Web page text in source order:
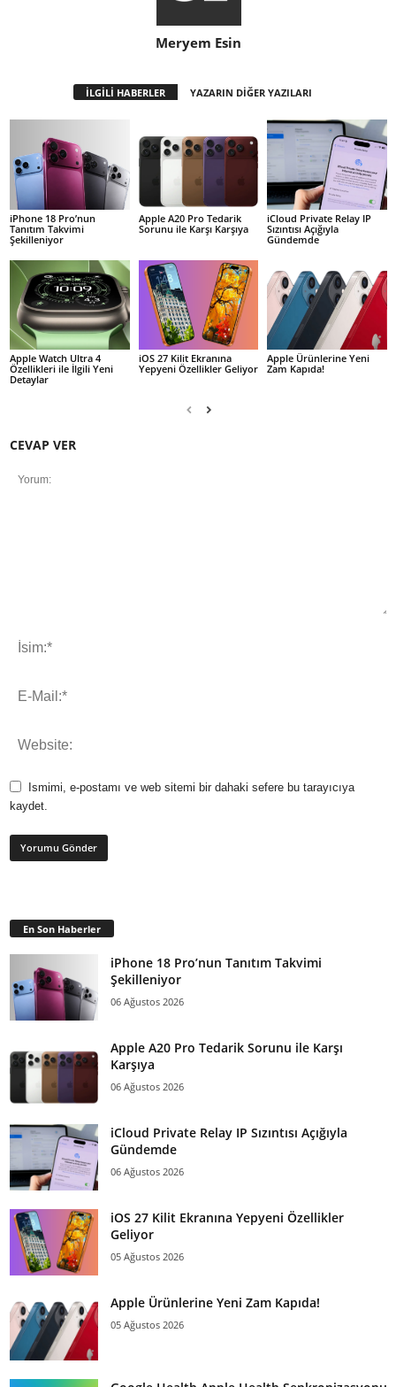
Meryem Esin
İLGİLİ HABERLER YAZARIN DİĞER YAZILARI
iPhone 18 Pro’nun
Tanıtım Takvimi
Şekilleniyor
Apple A20 Pro Tedarik
Sorunu ile Karşı Karşıya
iCloud Private Relay IP
Sızıntısı Açığıyla
Gündemde
Apple Watch Ultra 4
Özellikleri ile İlgili Yeni
Detaylar
iOS 27 Kilit Ekranına
Yepyeni Özellikler Geliyor
Apple Ürünlerine Yeni
Zam Kapıda!
CEVAP VER
Ismimi, e-postamı ve web sitemi bir dahaki sefere bu tarayıcıya
kaydet.
En Son Haberler
iPhone 18 Pro’nun Tanıtım Takvimi
Şekilleniyor
06 Ağustos 2026
Apple A20 Pro Tedarik Sorunu ile Karşı
Karşıya
06 Ağustos 2026
iCloud Private Relay IP Sızıntısı Açığıyla
Gündemde
06 Ağustos 2026
iOS 27 Kilit Ekranına Yepyeni Özellikler
Geliyor
05 Ağustos 2026
Apple Ürünlerine Yeni Zam Kapıda!
05 Ağustos 2026